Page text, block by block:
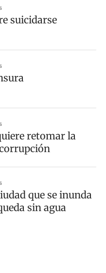
suicidarse
retomar la
que se inunda
sin agua